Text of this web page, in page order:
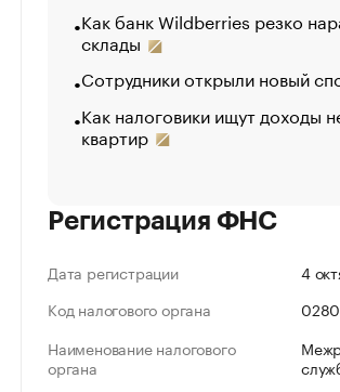
Как банк Wildberries резко
склады
Сотрудники открыли новый
Как налоговики ищут доходы
квартир
Регистрация ФНС
Дата регистрации
4
Код налогового органа
0280
Наименование налогового
органа